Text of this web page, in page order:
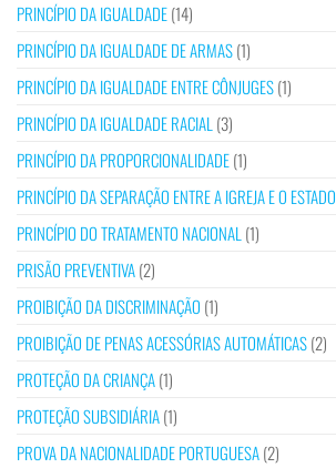
PRINCÍPIO DA IGUALDADE(14)
PRINCÍPIO DA IGUALDADE DE ARMAS(1)
PRINCÍPIO DA IGUALDADE ENTRE CÔNJUGES(1)
PRINCÍPIO DA IGUALDADE RACIAL(3)
PRINCÍPIO DA PROPORCIONALIDADE(1)
PRINCÍPIO DA SEPARAÇÃO ENTRE A IGREJA E O ESTADO
PRINCÍPIO DO TRATAMENTO NACIONAL(1)
PRISÃO PREVENTIVA(2)
PROIBIÇÃO DA DISCRIMINAÇÃO (1)
PROIBIÇÃO DE PENAS ACESSÓRIAS AUTOMÁTICAS(2)
PROTEÇÃO DA CRIANÇA(1)
PROTEÇÃO SUBSIDIÁRIA(1)
PROVA DA NACIONALIDADE PORTUGUESA(2)